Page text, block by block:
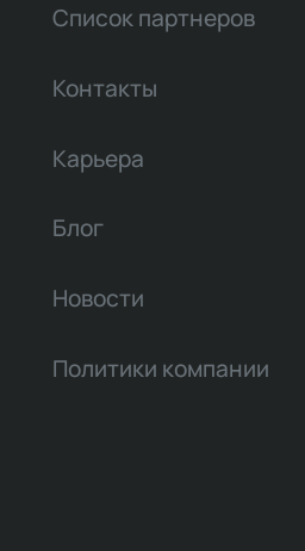
Список партнеров
Контакты
Карьера
Блог
Новости
Политики компании